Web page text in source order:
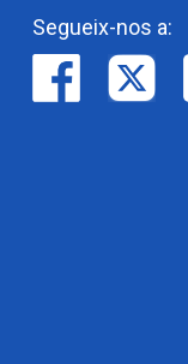
Segueix-nos a: